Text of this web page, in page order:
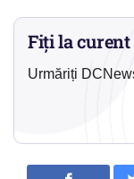
Fiți la
Urmăriți